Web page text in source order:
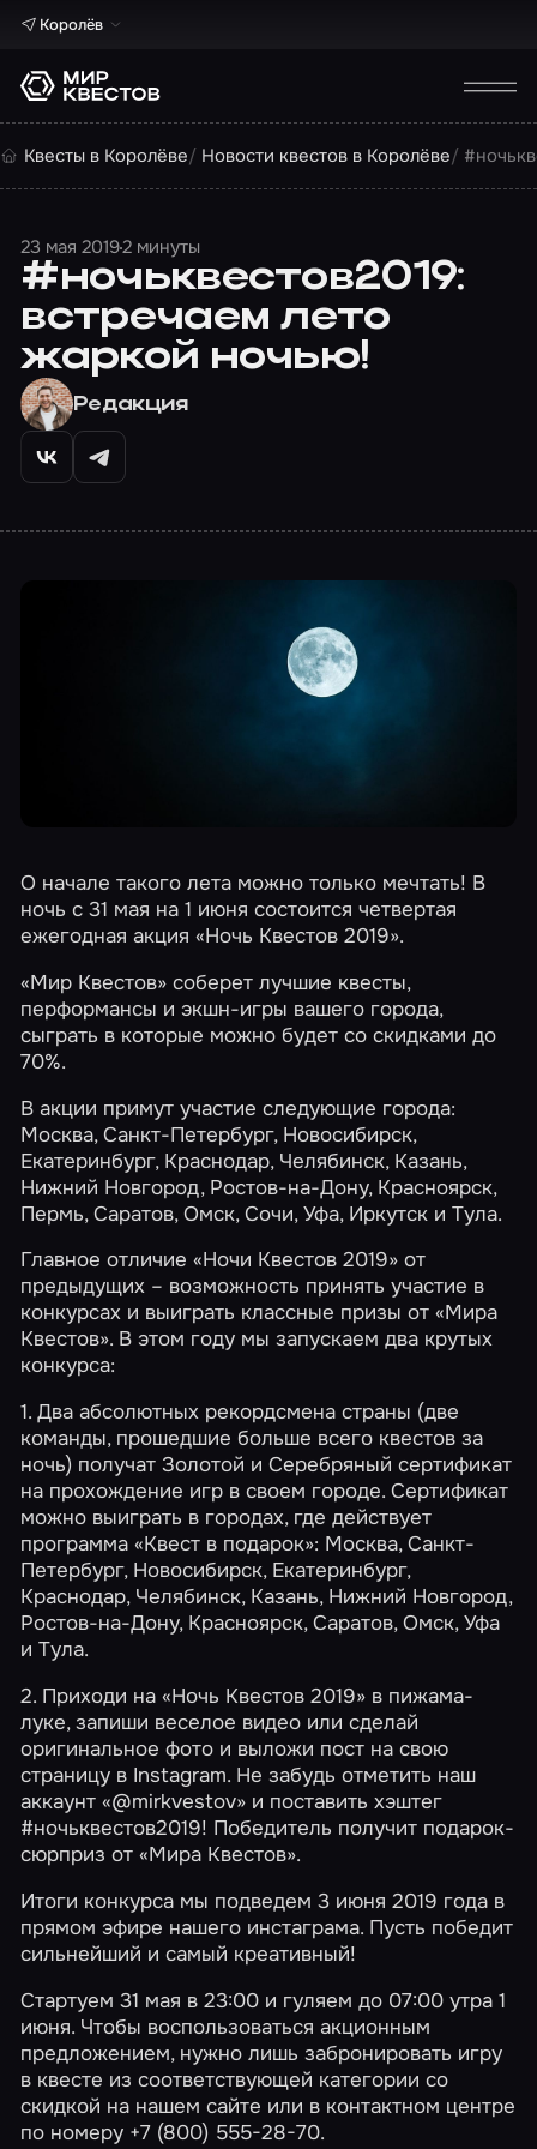
Королёв
Квесты в Королёве Новости квестов в Королёве
23 мая 20192 минуты
#ночьквестов2019:
встречаем лето
жаркой ночью!
Редакция
О начале такого лета можно только мечтать! В
ночь с 31 мая на 1 июня состоится четвертая
ежегодная акция«Ночь Квестов 2019».
«Мир Квестов» соберет лучшие квесты,
перформансы и экшн-игры вашего города,
сыграть в которые можно будет со скидками до
70%.
В акции примут участие следующие города:
Москва,Санкт-Петербург, Новосибирск,
Екатеринбург, Краснодар, Челябинск, Казань,
Нижний Новгород, Ростов-на-Дону, Красноярск,
Пермь,Саратов,Омск,Сочи,Уфа, Иркутск иТула.
Главное отличие «Ночи Квестов 2019» от
предыдущих – возможность принять участие в
конкурсах и выиграть классные призы от «Мира
Квестов». В этом году мы запускаем два крутых
конкурса:
1. Два абсолютных рекордсмена страны (две
команды, прошедшие больше всего квестов за
ночь) получат Золотой и Серебряный сертификат
на прохождение игр в своем городе. Сертификат
можно выиграть в городах, где действует
программа«Квест в подарок»: Москва, Санкт-
Петербург, Новосибирск, Екатеринбург,
Краснодар, Челябинск, Казань, Нижний Новгород,
Ростов-на-Дону, Красноярск, Саратов, Омск, Уфа
и Тула.
2. Приходи на «Ночь Квестов 2019» в пижама-
луке, запиши веселое видео или сделай
оригинальное фото и выложи пост на свою
страницу в Instagram. Не забудь отметить наш
аккаунт «@mirkvestov» и поставить хэштег
#ночьквестов2019! Победитель получит подарок-
сюрприз от «Мира Квестов».
Итоги конкурса мы подведем 3 июня 2019 года в
прямом эфире нашего инстаграма. Пусть победит
сильнейший и самый креативный!
Стартуем 31 мая в 23:00 и гуляем до 07:00 утра 1
июня. Чтобы воспользоваться акционным
предложением, нужно лишь забронировать игру
в квесте из соответствующей категории со
скидкой на нашем сайте или в контактном центре
по номеру +7 (800) 555-28-70.